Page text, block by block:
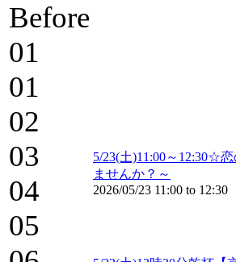
Before
01
01
02
03
04
05
5/23(土)11:00～12:30☆
ませんか？～
2026/05/23 11:00 to 12:30